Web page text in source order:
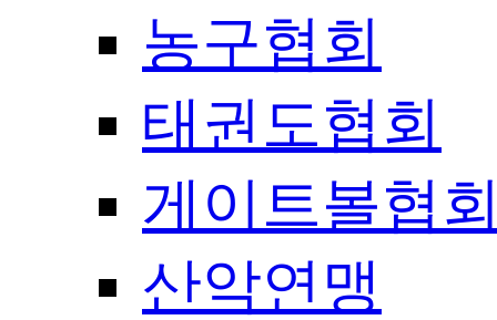
농구협회
태권도협회
게이트볼협
산악연맹